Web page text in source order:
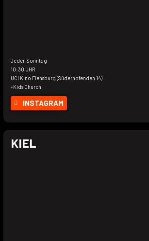
Jeden Sonntag
10:30 UHR
UCI Kino Flensburg (Süderhofenden 14)
+Kids Church
INSTAGRAM
KIEL